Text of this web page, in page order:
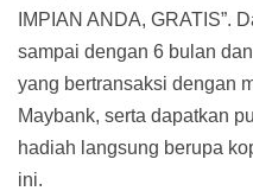
IMPIAN ANDA, GRATIS”.
sampai dengan 6 bulan
yang bertransaksi dengan
Maybank, serta dapatkan
hadiah langsung berupa
ini.